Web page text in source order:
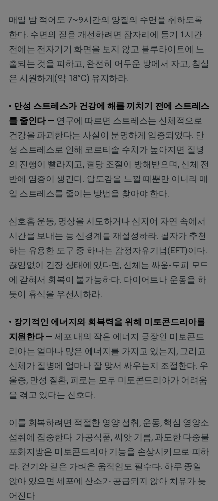
매일 밤 적어도 7~9시간의 양질의 수면을 취하도록
한다. 수면의 질을 개선하려면 잠자리에 들기 1시간
전에는 전자기기 화면을 보지 않고 블루라이트에 노
출되는 것을 피하고, 완전히 어두운 방에서 자고, 침실
은 시원하게(약 18°C) 유지하라.
• 만성 스트레스가 건강에 해를 끼치기 전에 스트레스
를 줄인다 — 연구에 따르면 스트레스는 신체적으로
건강을 파괴한다는 사실이 분명하게 입증되었다. 만
성 스트레스로 인해 코르티솔 수치가 높아지면 질병
의 진행이 빨라지고, 혈당 조절이 방해받으며, 신체 전
반에 염증이 생긴다. 압도감을 느낄 때뿐만 아니라 매
일 스트레스를 줄이는 방법을 찾아야 한다.
심호흡 운동, 명상을 시도하거나 심지어 자연 속에서
시간을 보내는 등 신경계를 재설정하라. 필자가 추천
하는 유용한 도구 중 하나는 감정자유기법(EFT)이다.
끊임없이 긴장 상태에 있다면, 신체는 싸움-도피 모드
에 갇혀서 회복이 불가능하다. 다이어트나 운동을 하
듯이 휴식을 우선시하라.
• 장기적인 에너지와 회복력을 위해 미토콘드리아를
지원한다 — 세포 내의 작은 에너지 공장인 미토콘드
리아는 얼마나 많은 에너지를 가지고 있는지, 그리고
신체가 질병에 얼마나 잘 맞서 싸우는지 조절한다. 우
울증, 만성 질환, 피로는 모두 미토콘드리아가 어려움
을 겪고 있다는 신호다.
이를 회복하려면 적절한 영양 섭취, 운동, 핵심 영양소
섭취에 집중한다. 가공식품, 씨앗 기름, 과도한 다중불
포화지방은 미토콘드리아 기능을 손상시키므로 피하
라. 걷기와 같은 가벼운 움직임도 필수다. 하루 종일
앉아 있으면 세포에 산소가 공급되지 않아 치유가 늦
어진다.